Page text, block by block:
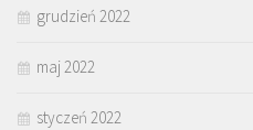
grudzień 2022
maj 2022
styczeń 2022